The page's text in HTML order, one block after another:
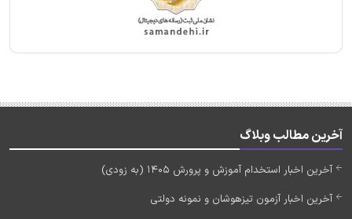
آخرین مطالب وبلاگ
آخرین اخبار استخدام آموزش و پرورش 1405 (به زودی)
آخرین اخبار آزمون تیزهوشان و نمونه دولتی